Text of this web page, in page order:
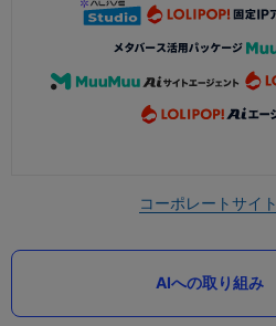
コーポレートサイト
AIへの取り組み